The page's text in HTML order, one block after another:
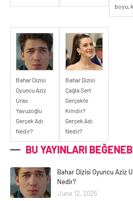
boyu,
Bahar Dizisi
Oyuncu Aziz
Uras
Yavuzoğlu
Gerçek Adı
Nedir?
Bahar Dizisi
Çağla Sert
Gerçekte
Kimdir?
Gerçek Adı
Nedir?
BU YAYINLARI
Bahar Dizisi Oyuncu Aziz
Nedir?
June 12, 2025